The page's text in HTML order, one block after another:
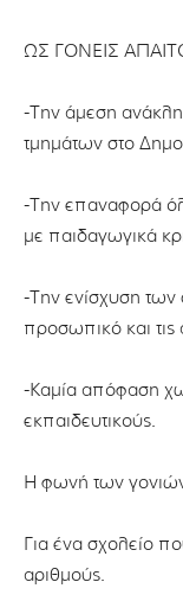
ΩΣ ΓΟΝΕΙΣ
-Την άμεση
τμημάτων στο
-Την επαναφορά
με παιδαγωγικά
-Την ενίσχυση των
προσωπικό και
-Καμία απόφαση
εκπαιδευτικούς.
Η φωνή των
Για ένα σχολείο
αριθμούς.